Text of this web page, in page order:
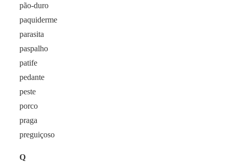
pão-duro
paquiderme
parasita
paspalho
patife
pedante
peste
porco
praga
preguiçoso
Q